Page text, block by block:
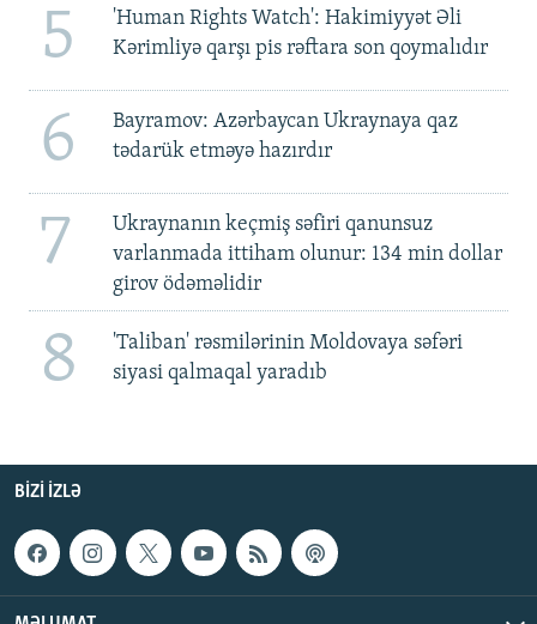
5
'Human Rights Watch': Hakimiyyət Əli
Kərimliyə qarşı pis rəftara son qoymalıdır
6
Bayramov: Azərbaycan Ukraynaya qaz
tədarük etməyə hazırdır
7
Ukraynanın keçmiş səfiri qanunsuz
varlanmada ittiham olunur: 134 min dollar
girov ödəməlidir
8
'Taliban' rəsmilərinin Moldovaya səfəri
siyasi qalmaqal yaradıb
BIZI IZLƏ